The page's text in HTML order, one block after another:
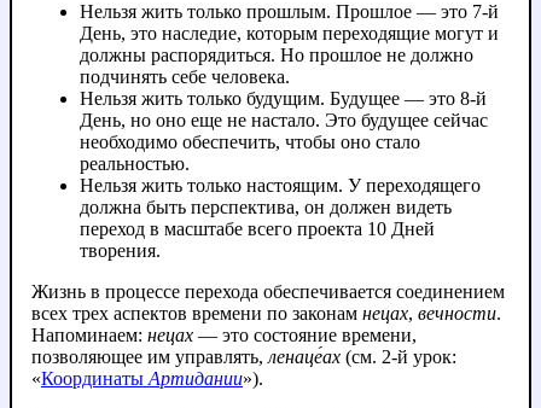
Нельзя жить только прошлым. Прошлое — это 7-й
День, это наследие, которым переходящие могут и
должны распорядиться. Но прошлое не должно
подчинять себе человека.
Нельзя жить только будущим. Будущее — это 8-й
День, но оно еще не настало. Это будущее сейчас
необходимо обеспечить, чтобы оно стало
реальностью.
Нельзя жить только настоящим. У переходящего
должна быть перспектива, он должен видеть
переход в масштабе всего проекта 10 Дней
творения.
Жизнь в процессе перехода обеспечивается соединением
всех трех аспектов времени по законам нецах, вечности.
Напоминаем: нецах — это состояние времени,
позволяющее им управлять, ленаце́ах (см. 2-й урок:
«Координаты Артидании»).